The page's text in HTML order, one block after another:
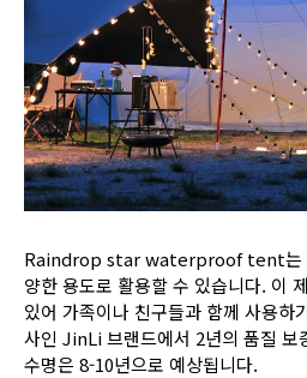
Raindrop star waterproof tent는
양한 용도로 활용할 수 있습니다. 이
있어 가족이나 친구들과 함께 사용하
사인 JinLi 브랜드에서 2년의 품질 보
수명은 8-10년으로 예상됩니다.